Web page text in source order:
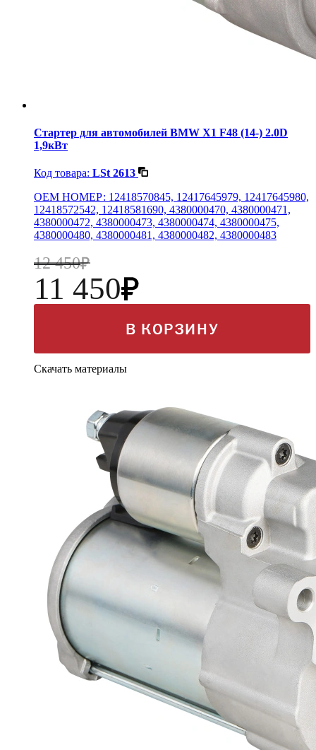
Стартер для автомобилей BMW X1 F48 (14-) 2.0D
1,9кВт
Код товара: LSt 2613
OEM НОМЕР: 12418570845, 12417645979, 12417645980,
12418572542, 12418581690, 4380000470, 4380000471,
4380000472, 4380000473, 4380000474, 4380000475,
4380000480, 4380000481, 4380000482, 4380000483
12 450
11 450
В КОРЗИНУ
Скачать материалы